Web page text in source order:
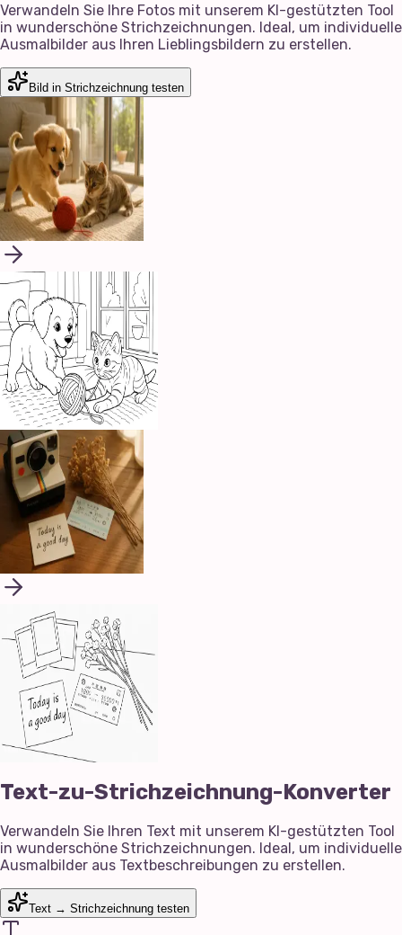
Verwandeln Sie Ihre Fotos mit unserem KI-gestützten Tool
in wunderschöne Strichzeichnungen. Ideal, um individuelle
Ausmalbilder aus Ihren Lieblingsbildern zu erstellen.
Bild in Strichzeichnung testen
Text-zu-Strichzeichnung-Konverter
Verwandeln Sie Ihren Text mit unserem KI-gestützten Tool
in wunderschöne Strichzeichnungen. Ideal, um individuelle
Ausmalbilder aus Textbeschreibungen zu erstellen.
Text → Strichzeichnung testen